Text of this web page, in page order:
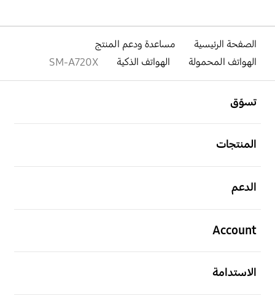
الصفحة الرئيسية
مساعدة ودعم المنتج
الهواتف المحمولة
الهواتف الذكية SM-A720X
تسوّق
المنتجات
الدعم
Account
الاستدامة